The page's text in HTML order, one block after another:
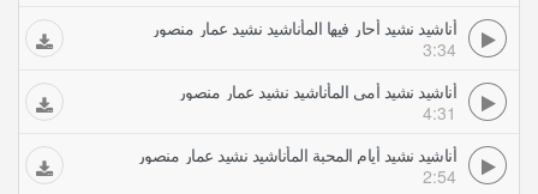
أناشيد نشيد أحار فيها المأناشيد نشيد عمار منصور
3:34
أناشيد نشيد أمي المأناشيد نشيد عمار منصور
4:31
أناشيد نشيد أيام المحبة المأناشيد نشيد عمار منصور
2:54